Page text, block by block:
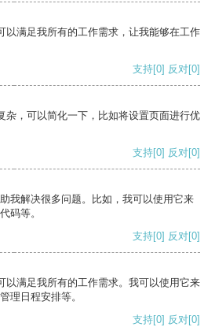
以满足我所有的工作需求，让我能够在工作
支持[0] 反对[0]
杂，可以简化一下，比如将设置页面进行优
支持[0] 反对[0]
我解决很多问题。比如，我可以使用它来
码等。
支持[0] 反对[0]
以满足我所有的工作需求。我可以使用它来
理日程安排等。
支持[0] 反对[0]